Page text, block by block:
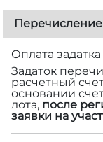
Перечисление
Оплата
Задаток
расчетный
основании
лота, после
заявки на